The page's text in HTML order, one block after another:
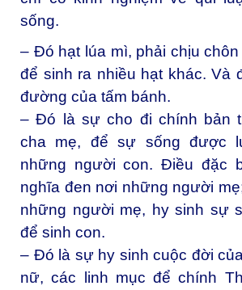
sống.
– Đó hạt lúa mì, phải chịu
để sinh ra nhiều hạt khác. Và
đường của tấm bánh.
– Đó là sự cho đi chính bản
cha mẹ, để sự sống được
những người con. Điều đặc
nghĩa đen nơi những người
những người mẹ, hy sinh sự
để sinh con.
– Đó là sự hy sinh cuộc đời
nữ, các linh mục để chính